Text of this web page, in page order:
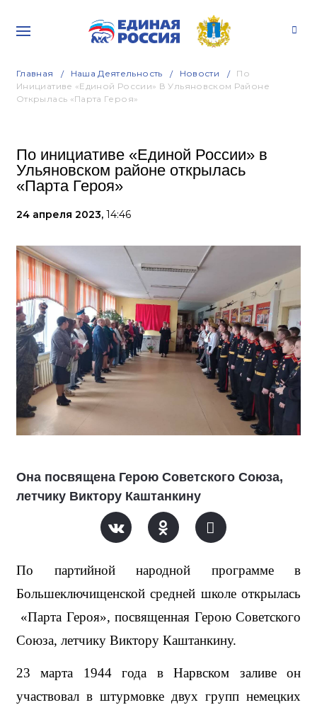
Главная Наша Деятельность Новости
По
Инициативе «Единой России» В Ульяновском Районе
Открылась «Парта Героя»
По инициативе «Единой России» в
Ульяновском районе открылась
«Парта Героя»
24 апреля 2023, 14:46
Она посвящена Герою Советского Союза,
летчику Виктору Каштанкину
По партийной народной программе в
«Парта Героя», посвященная Герою Советского
Союза, летчику Виктору Каштанкину.
23 марта 1944 года в Нарвском заливе он
участвовал в штурмовке двух групп немецких